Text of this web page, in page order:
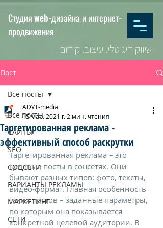
Студия web-дизайна и интернет-
продвижения
שיווק דיגיטלי. עיצוב. קידום.
Пост
Все посты
САЙТЫ
SEO
СОЦСЕТИ
ВАРИАНТЫ РЕКЛАМЫ
МАРКЕТИНГ
СЕТИ
Все посты
Таргетированная реклама -
эффективный способ раскрутки
ADVT-media
15 мар. 2021 г. 2 мин. чтения
Таргетированная реклама – это
целевые посты в соцсетях. Они
бывают разных типов: фото, тексты,
видео-формат. Главная особенность
таких постов – заданные параметры,
по которым она показывается
конкретной целевой аудитории. В